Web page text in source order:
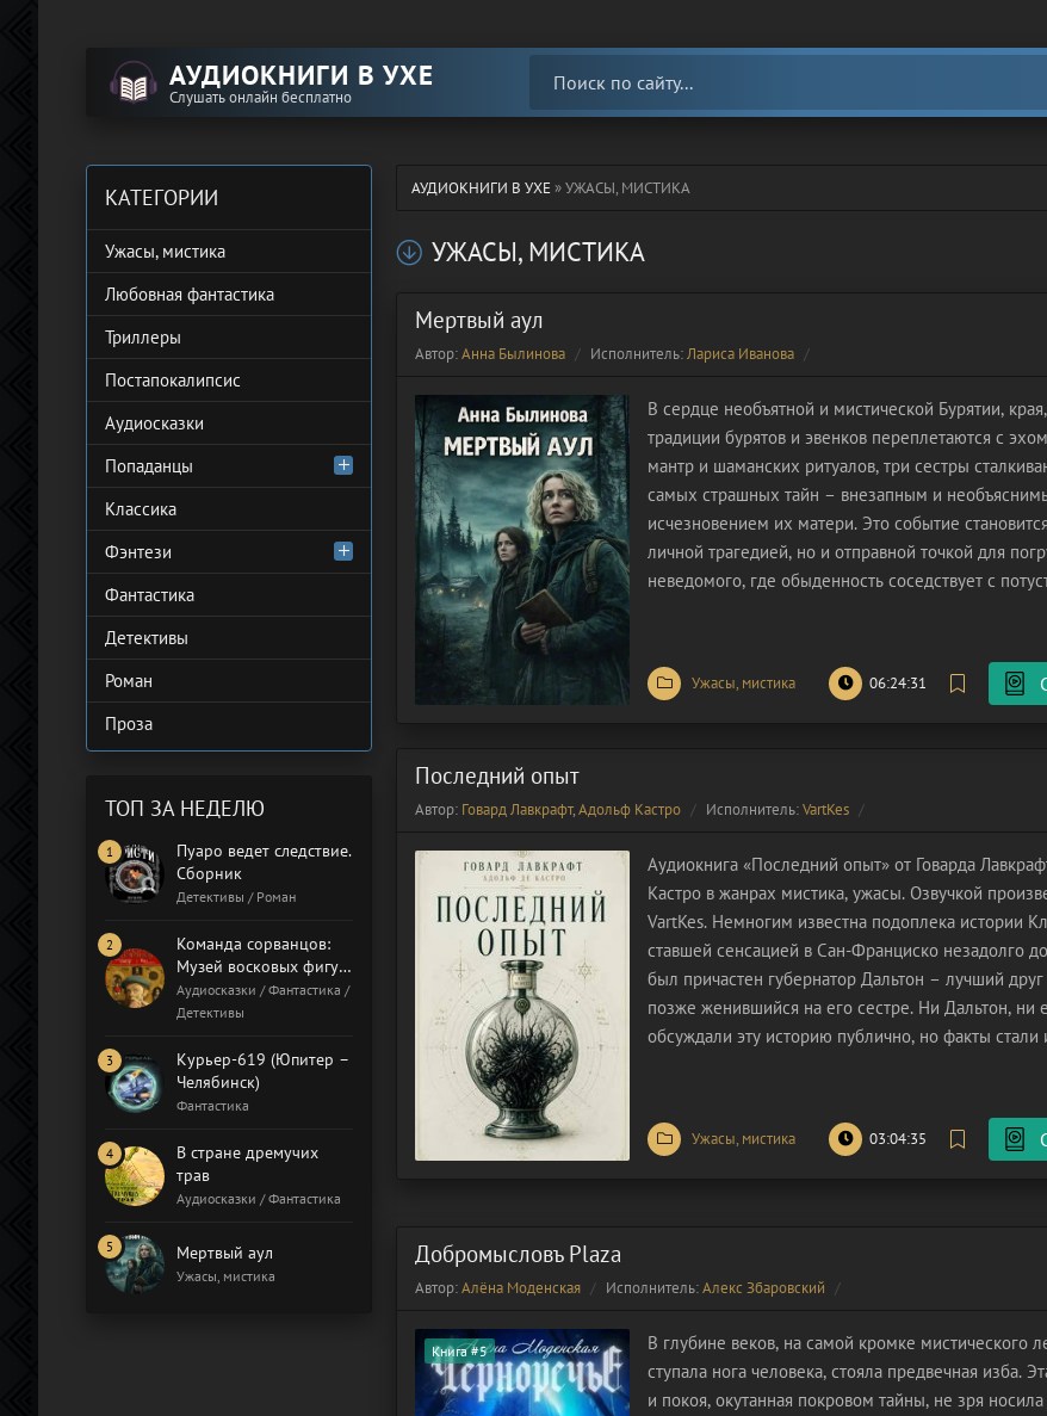
АУДИОКНИГИ В УХЕ
Слушать онлайн бесплатно
АУДИОКНИГИ В УХЕ» УЖАСЫ, МИСТИКА
УЖАСЫ, МИСТИКА
Мертвый аул
Автор:Анна Былинова Исполнитель:Лариса Иванова
В сердце необъятной и мистической Бурятии,
традиции бурятов и эвенков переплетаются с
мантр и шаманских ритуалов, три сестры
самых страшных тайн – внезапным и
исчезновением их матери. Это событие
личной трагедией, но и отправной точкой для
неведомого, где обыденность соседствует с
Ужасы, мистика 06:24:31
Последний опыт
Автор: Говард Лавкрафт,Адольф Кастро Исполнитель:VartKes
Аудиокнига «Последний опыт» от Говарда
Кастро в жанрах мистика, ужасы. Озвучкой
VartKes. Немногим известна подоплека истории
ставшей сенсацией в Сан-Франциско незадолго
был причастен губернатор Дальтон – лучший
позже женившийся на его сестре. Ни Дальтон, ни
обсуждали эту историю публично, но факты стали
Ужасы, мистика 03:04:35
Добромысловъ Plaza
Автор:Алёна Моденская Исполнитель:Алекс Збаровский
Книга #5
В глубине веков, на самой кромке мистического
ступала нога человека, стояла предвечная изба.
и покоя, окутанная покровом тайны, не зря
КАТЕГОРИИ
Ужасы, мистика
Любовная фантастика
Триллеры
Постапокалипсис
Аудиосказки
Попаданцы
Классика
Фэнтези
Фантастика
Детективы
Роман
Проза
ТОП ЗА НЕДЕЛЮ
Пуаро ведет следствие.
Сборник
Детективы / Роман
Команда сорванцов:
Музей восковых фигур.
Бал газовщиков
Аудиосказки / Фантастика /
Детективы
Курьер-619 (Юпитер –
Челябинск)
Фантастика
В стране дремучих
трав
Аудиосказки / Фантастика
Мертвый аул
Ужасы, мистика